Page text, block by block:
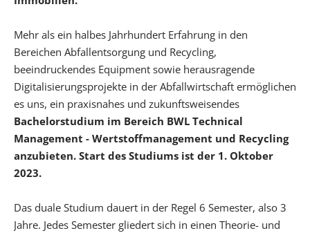
Mehr als ein halbes Jahrhundert Erfahrung in den
Bereichen Abfallentsorgung und Recycling,
beeindruckendes Equipment sowie herausragende
Digitalisierungsprojekte in der Abfallwirtschaft ermöglichen
es uns, ein praxisnahes und zukunftsweisendes
Bachelorstudium im Bereich BWL Technical
Management - Wertstoffmanagement und Recycling
anzubieten. Start des Studiums ist der 1. Oktober
2023.
Das duale Studium dauert in der Regel 6 Semester, also 3
Jahre. Jedes Semester gliedert sich in einen Theorie- und